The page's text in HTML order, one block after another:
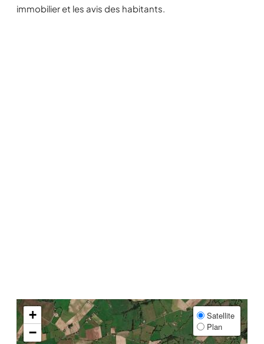
immobilier et les avis des habitants.
+
−
Satellite
Plan